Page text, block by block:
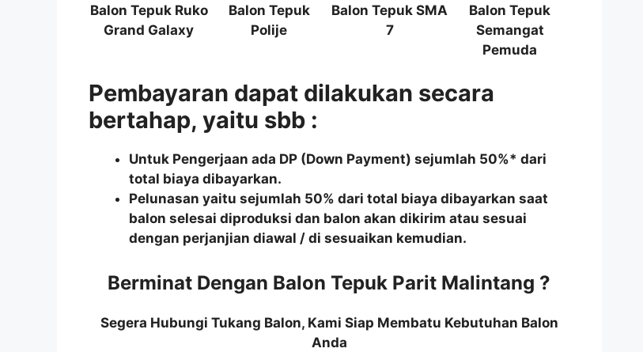
Balon Tepuk Ruko
Grand Galaxy
Balon Tepuk
Polije
Balon Tepuk SMA
7
Balon Tepuk
Semangat
Pemuda
Pembayaran dapat dilakukan secara
bertahap, yaitu sbb :
Untuk Pengerjaan ada DP (Down Payment) sejumlah 50%* dari
total biaya dibayarkan.
Pelunasan yaitu sejumlah 50% dari total biaya dibayarkan saat
balon selesai diproduksi dan balon akan dikirim atau sesuai
dengan perjanjian diawal / di sesuaikan kemudian.
Berminat Dengan Balon Tepuk Parit Malintang ?
Segera Hubungi Tukang Balon, Kami Siap Membatu Kebutuhan Balon
Anda